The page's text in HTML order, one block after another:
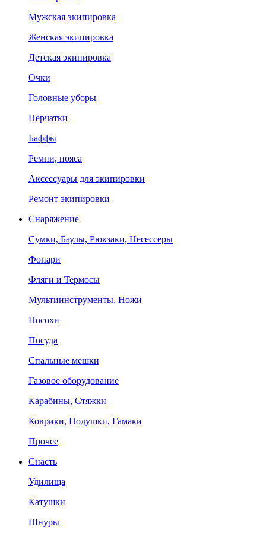
Мужская экипировка
Женская экипировка
Детская экипировка
Очки
Головные уборы
Перчатки
Баффы
Ремни, пояса
Аксессуары для экипировки
Ремонт экипировки
Снаряжение
Сумки, Баулы, Рюкзаки, Несессеры
Фонари
Фляги и Термосы
Мультиинструменты, Ножи
Посохи
Посуда
Спальные мешки
Газовое оборудование
Карабины, Стяжки
Коврики, Подушки, Гамаки
Прочее
Снасть
Удилища
Катушки
Шнуры